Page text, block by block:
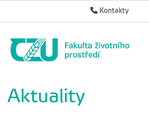
Kontakty
Aktuality